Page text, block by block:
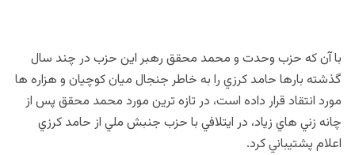
با آن كه حزب وحدت و محمد محقق رهبر اين حزب در چند سال
گذشته بارها حامد كرزي را به خاطر جنجال ميان كوچيان و هزاره ها
مورد انتقاد قرار داده است، در تازه ترين مورد محمد محقق پس از
چانه زني هاي زياد، در ايتلافي با حزب جنبش ملي از حامد كرزي
اعلام پشتيباني كرد.